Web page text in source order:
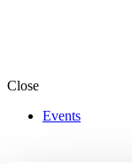
Close
Events